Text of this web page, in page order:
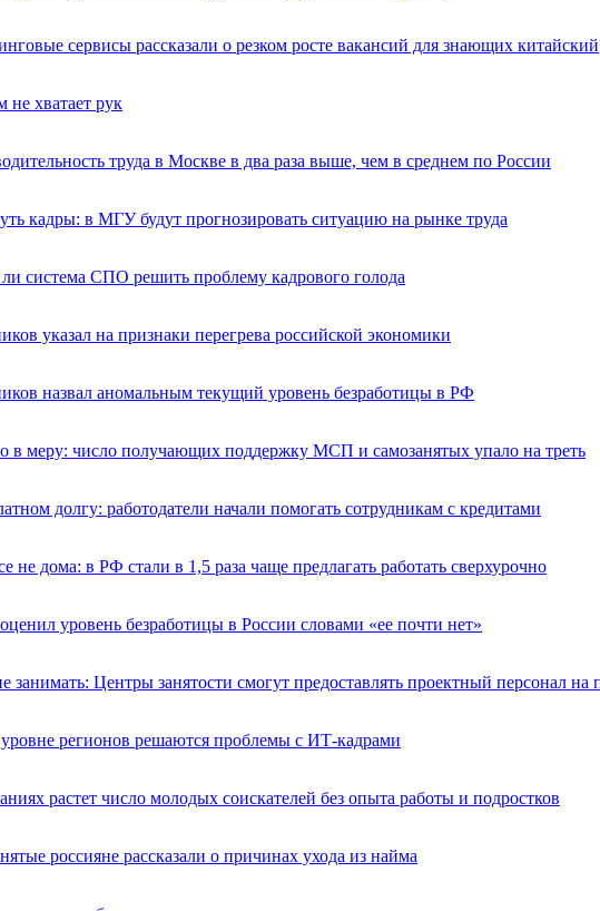
сервисы рассказали о резком росте вакансий для знающих китайский
не хватает рук
труда в Москве в два раза выше, чем в среднем по России
кадры: в МГУ будут прогнозировать ситуацию на рынке труда
система СПО решить проблему кадрового голода
указал на признаки перегрева российской экономики
назвал аномальным текущий уровень безработицы в РФ
в меру: число получающих поддержку МСП и самозанятых упало на треть
долгу: работодатели начали помогать сотрудникам с кредитами
не дома: в РФ стали в 1,5 раза чаще предлагать работать сверхурочно
уровень безработицы в России словами «ее почти нет»
занимать: Центры занятости смогут предоставлять проектный персонал на
регионов решаются проблемы с ИТ-кадрами
растет число молодых соискателей без опыта работы и подростков
россияне рассказали о причинах ухода из найма